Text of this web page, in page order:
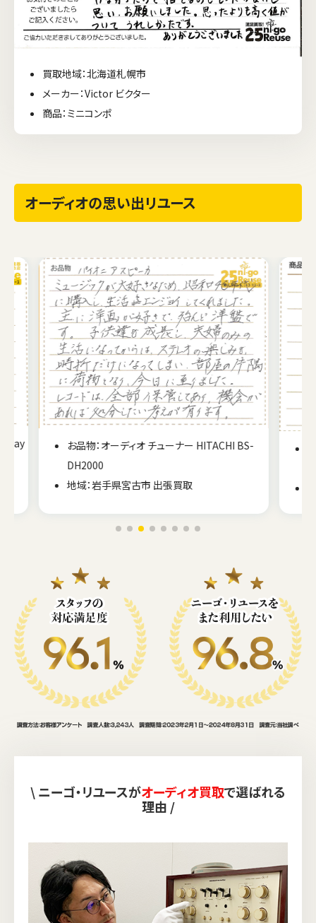
買取地域：北海道札幌市
メーカー：Victor ビクター
商品：ミニコンポ
オーディオの思い出リユース
お品物：オーディオ カセットプレーヤー
SONY TC-U4
地域：北海道札幌市
\ ニーゴ・リユースがオーディオ買取で選ばれる
理由 /